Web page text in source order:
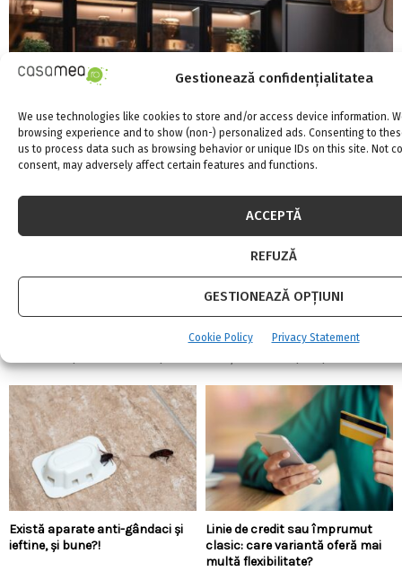
Gestionează confidențialitatea
We use technologies like cookies to store and/or access device information.
browsing experience and to show (non-) personalized ads. Consenting to
us to process data such as browsing behavior or unique IDs on this site. Not
consent, may adversely affect certain features and functions.
ACCEPTĂ
REFUZĂ
GESTIONEAZĂ OPȚIUNI
Cookie Policy Privacy Statement
Ergonomia în bucătărie: cum alegi înălțimile,
adâncimile și distanțele corecte pentru
Există aparate anti-gândaci și
ieftine, și bune?!
Linie de credit sau împrumut
clasic: care variantă oferă mai
multă flexibilitate?